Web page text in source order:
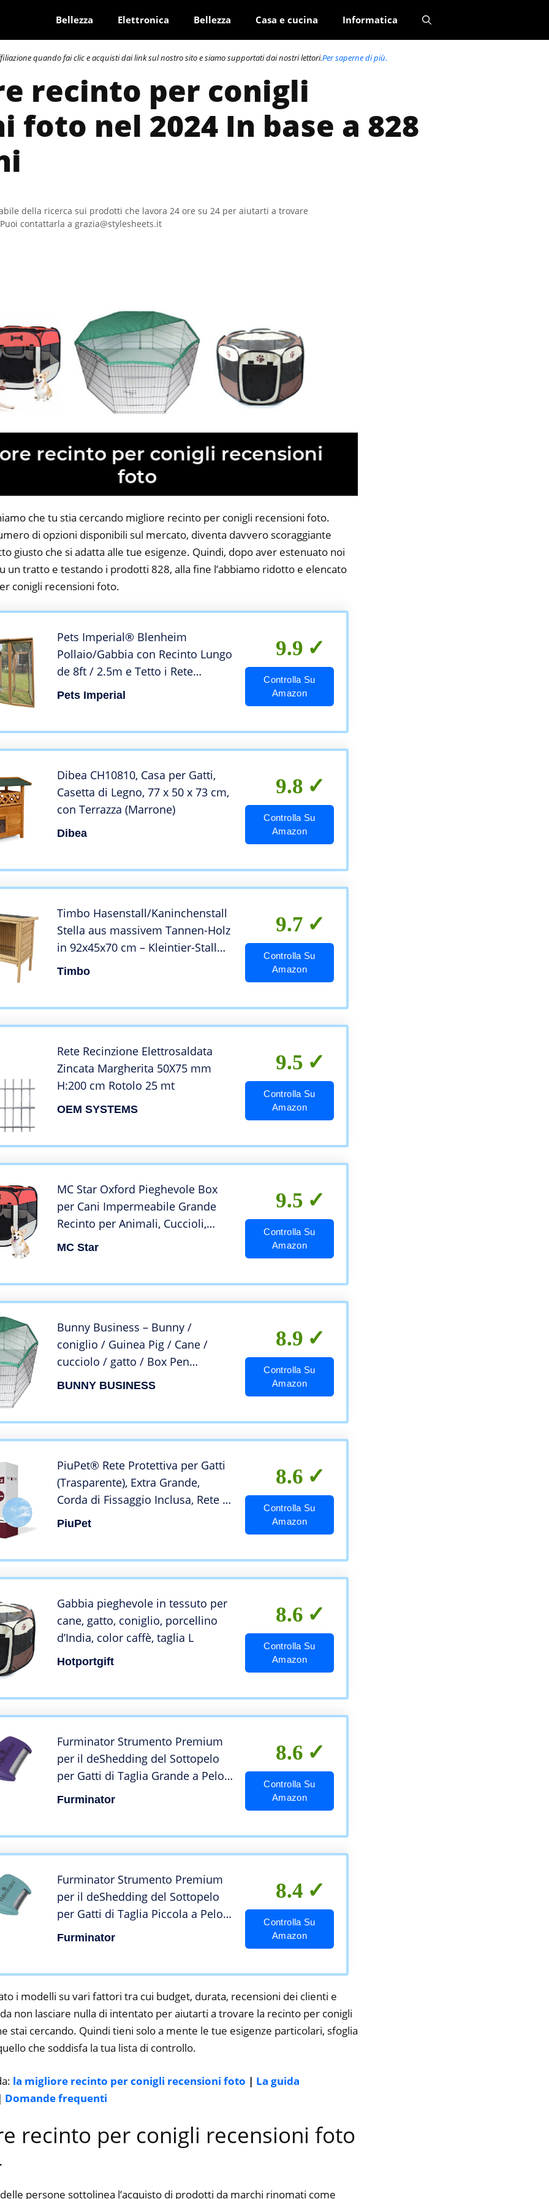
Bellezza Elettronica Bellezza Casa e cucina Informatica
quando fai clic e acquisti dai link sul nostro sito e siamo supportati dai nostri lettori.Per saperne di più.
recinto per conigli
foto nel 2024 In base a 828
della ricerca sui prodotti che lavora 24 ore su 24 per aiutarti a trovare
contattarla a grazia@stylesheets.it
che tu stia cercando migliore recinto per conigli recensioni foto.
di opzioni disponibili sul mercato, diventa davvero scoraggiante
giusto che si adatta alle tue esigenze. Quindi, dopo aver estenuato noi
un tratto e testando i prodotti 828, alla fine l’abbiamo ridotto e elencato
conigli recensioni foto.
Pets Imperial® Blenheim
Pollaio/Gabbia con Recinto Lungo
de 8ft / 2.5m e Tetto i Rete
Galvanizzata Adatto per 4 a 6
Uccelli Secondo Le Loro
Pets Imperial
9.9
Controlla Su
Amazon
Dibea CH10810, Casa per Gatti,
Casetta di Legno, 77 x 50 x 73 cm,
con Terrazza (Marrone)
Dibea
9.8
Controlla Su
Amazon
Timbo Hasenstall/Kaninchenstall
Stella aus massivem Tannen-Holz
in 92x45x70 cm – Kleintier-Stall
für Draußen – Wetterfester Schutz
Timbo
9.7
Controlla Su
Amazon
Rete Recinzione Elettrosaldata
Zincata Margherita 50X75 mm
H:200 cm Rotolo 25 mt
OEM SYSTEMS
9.5
Controlla Su
Amazon
MC Star Oxford Pieghevole Box
per Cani Impermeabile Grande
Recinto per Animali, Cuccioli,
Cane, Gatti, Porcellini d’India, per
MC Star
9.5
Controlla Su
Amazon
Bunny Business – Bunny /
coniglio / Guinea Pig / Cane /
cucciolo / gatto / Box Pen
Custodia Run gabbia con
BUNNY BUSINESS
8.9
Controlla Su
Amazon
PiuPet® Rete Protettiva per Gatti
(Trasparente), Extra Grande,
Corda di Fissaggio Inclusa, Rete di
Sicurezza di Alta qualità, per
PiuPet
8.6
Controlla Su
Amazon
Gabbia pieghevole in tessuto per
cane, gatto, coniglio, porcellino
d’India, color caffè, taglia L
Hotportgift
8.6
Controlla Su
Amazon
Furminator Strumento Premium
per il deShedding del Sottopelo
per Gatti di Taglia Grande a Pelo
Lungo, Riduce Spargimento Peli
Furminator
8.6
Controlla Su
Amazon
Furminator Strumento Premium
per il deShedding del Sottopelo
per Gatti di Taglia Piccola a Pelo
Corto, Riduce Spargimento Peli
Furminator
8.4
Controlla Su
Amazon
i modelli su vari fattori tra cui budget, durata, recensioni dei clienti e
non lasciare nulla di intentato per aiutarti a trovare la recinto per conigli
stai cercando. Quindi tieni solo a mente le tue esigenze particolari, sfoglia
che soddisfa la tua lista di controllo.
la migliore recinto per conigli recensioni foto | La guida
Domande frequenti
recinto per conigli recensioni foto
persone sottolinea l’acquisto di prodotti da marchi rinomati come